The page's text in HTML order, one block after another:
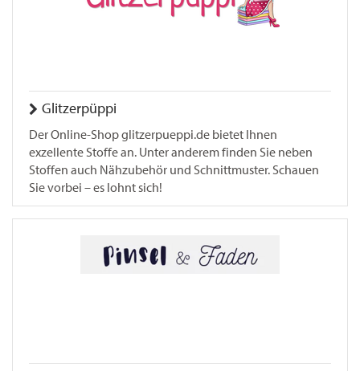
Glitzerpüppi
Der Online-Shop glitzerpueppi.de bietet Ihnen
exzellente Stoffe an. Unter anderem finden Sie neben
Stoffen auch Nähzubehör und Schnittmuster. Schauen
Sie vorbei – es lohnt sich!